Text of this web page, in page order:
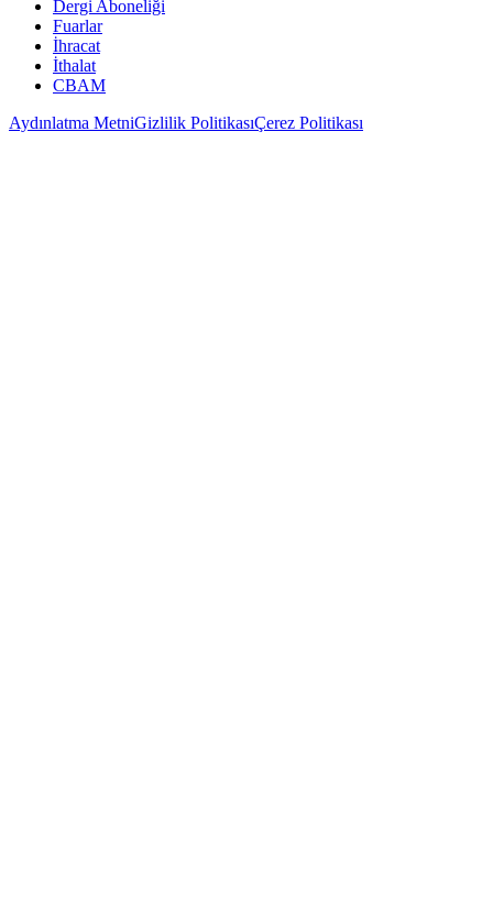
Dergi Aboneliği
Fuarlar
İhracat
İthalat
CBAM
Aydınlatma MetniGizlilik PolitikasıÇerez Politikası